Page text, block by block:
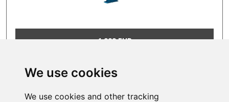
We use cookies
We use cookies and other tracking
1 999 EUR
1 2